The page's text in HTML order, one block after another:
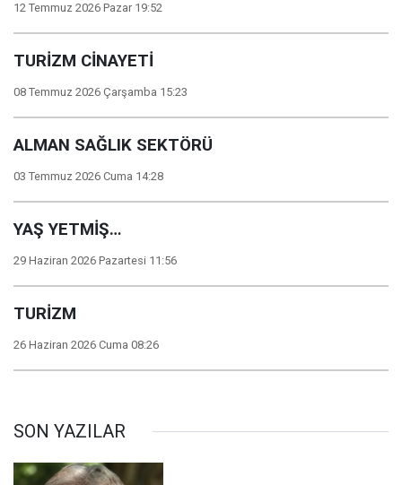
12 Temmuz 2026 Pazar 19:52
TURİZM CİNAYETİ
08 Temmuz 2026 Çarşamba 15:23
ALMAN SAĞLIK SEKTÖRÜ
03 Temmuz 2026 Cuma 14:28
YAŞ YETMİŞ…
29 Haziran 2026 Pazartesi 11:56
TURİZM
26 Haziran 2026 Cuma 08:26
SON YAZILAR